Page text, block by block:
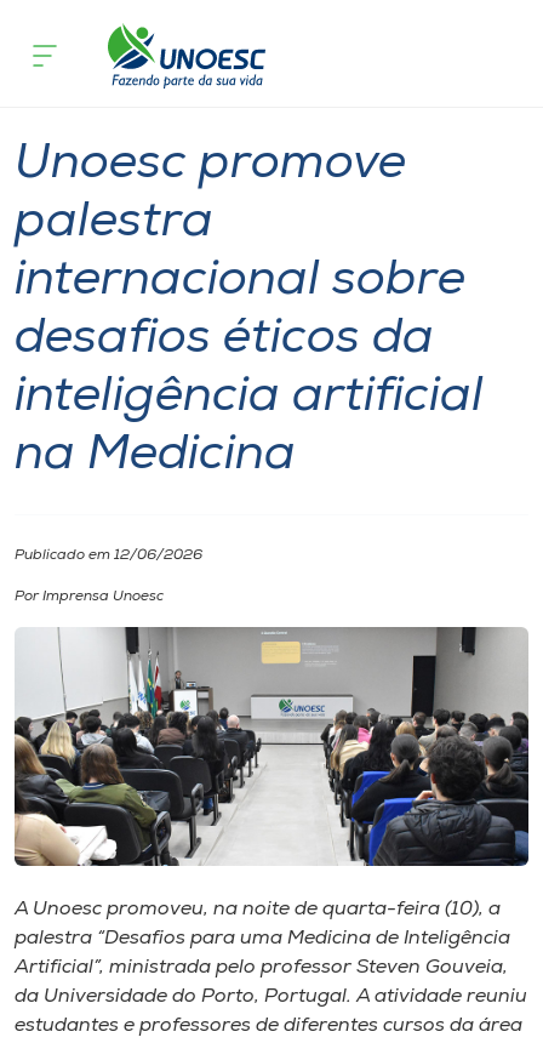
Cursos
Pesquisa
Atendimento ao Estudante
Portal de Ensino
Unoesc
I.nova
Diplomados
Cultura
CPA
Editora
Rádio
Unoesc promove
palestra
internacional sobre
desafios éticos da
inteligência artificial
na Medicina
Publicado em 12/06/2026
Por Imprensa Unoesc
A Unoesc promoveu, na noite de quarta-feira (10), a
palestra “Desafios para uma Medicina de Inteligência
Artificial”, ministrada pelo professor Steven Gouveia,
da Universidade do Porto, Portugal. A atividade reuniu
estudantes e professores de diferentes cursos da área